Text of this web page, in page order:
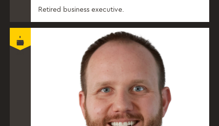
Retired business executive.
主席团成员 - 副主席